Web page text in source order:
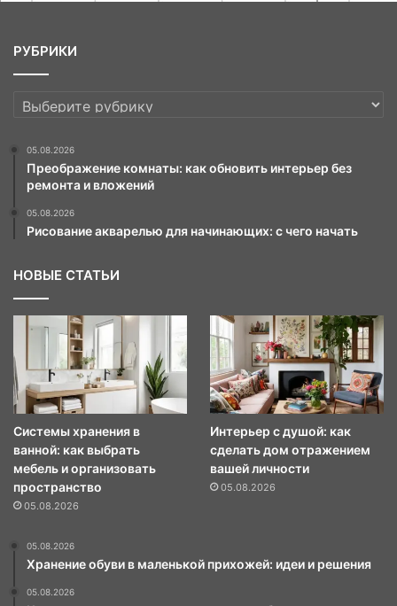
РУБРИКИ
РУБРИКИ
05.08.2026
Преображение комнаты: как обновить интерьер без
ремонта и вложений
05.08.2026
Рисование акварелью для начинающих: с чего начать
НОВЫЕ СТАТЬИ
Системы хранения в
ванной: как выбрать
мебель и организовать
пространство
05.08.2026
Интерьер с душой: как
сделать дом отражением
вашей личности
05.08.2026
05.08.2026
Хранение обуви в маленькой прихожей: идеи и решения
05.08.2026